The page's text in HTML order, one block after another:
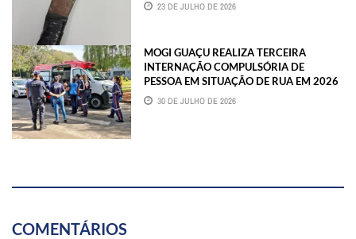
23 DE JULHO DE 2026
MOGI GUAÇU REALIZA TERCEIRA
INTERNAÇÃO COMPULSÓRIA DE
PESSOA EM SITUAÇÃO DE RUA EM 2026
30 DE JULHO DE 2026
COMENTÁRIOS